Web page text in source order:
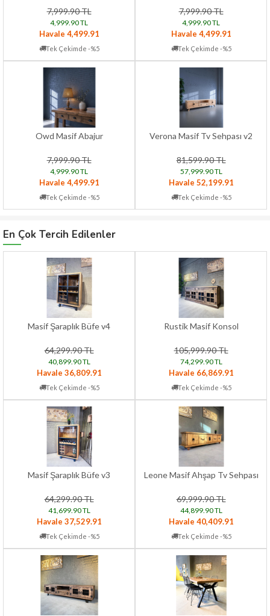
7,999.90 TL
4,999.90 TL
Havale 4,499.91
Tek Çekimde -%5
7,999.90 TL
4,999.90 TL
Havale 4,499.91
Tek Çekimde -%5
Owd Masif Abajur
7,999.90 TL
4,999.90 TL
Havale 4,499.91
Tek Çekimde -%5
Verona Masif Tv Sehpası v2
81,599.90 TL
57,999.90 TL
Havale 52,199.91
Tek Çekimde -%5
En Çok Tercih Edilenler
Masif Şaraplık Büfe v4
64,299.90 TL
40,899.90 TL
Havale 36,809.91
Tek Çekimde -%5
Rustik Masif Konsol
105,999.90 TL
74,299.90 TL
Havale 66,869.91
Tek Çekimde -%5
Masif Şaraplık Büfe v3
64,299.90 TL
41,699.90 TL
Havale 37,529.91
Tek Çekimde -%5
Leone Masif Ahşap Tv Sehpası
69,999.90 TL
44,899.90 TL
Havale 40,409.91
Tek Çekimde -%5